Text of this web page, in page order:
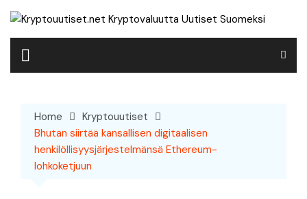
Skip
content
Home
Kryptouutiset
Bhutan siirtää kansallisen digitaalisen
henkilöllisyysjärjestelmänsä Ethereum-
lohkoketjuun